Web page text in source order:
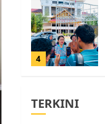
4
TERKINI